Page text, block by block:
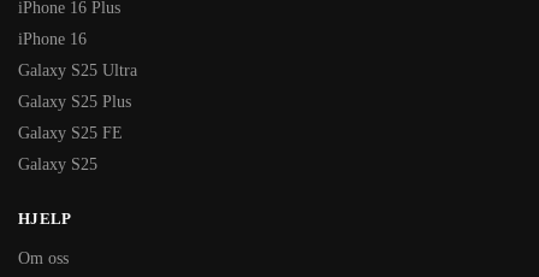
iPhone 16 Plus
iPhone 16
Galaxy S25 Ultra
Galaxy S25 Plus
Galaxy S25 FE
Galaxy S25
HJELP
Om oss